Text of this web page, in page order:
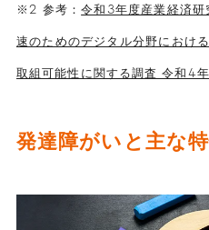
※2 参考：令和3年度産業経済
速のためのデジタル分野におけ
取組可能性に関する調査 令和4
発達障がいと主な